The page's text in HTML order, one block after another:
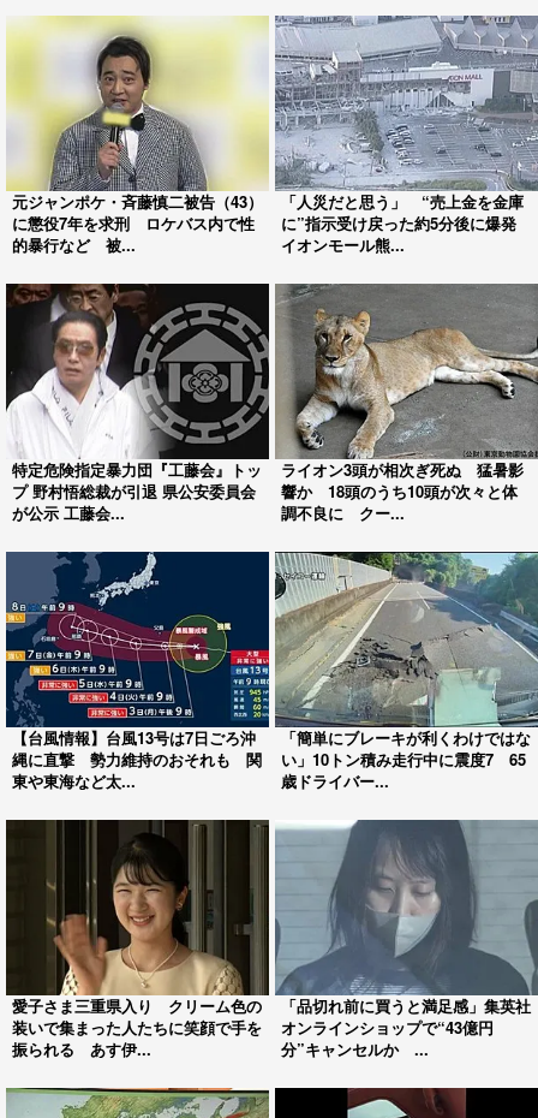
元ジャンポケ・斉藤慎二被告（43）
に懲役7年を求刑 ロケバス内で性
的暴行など 被...
「人災だと思う」 “売上金を金庫
に”指示受け戻った約5分後に爆発
イオンモール熊...
特定危険指定暴力団『工藤会』トッ
プ 野村悟総裁が引退 県公安委員会
が公示 工藤会...
ライオン3頭が相次ぎ死ぬ 猛暑影
響か 18頭のうち10頭が次々と体
調不良に クー...
【台風情報】台風13号は7日ごろ沖
縄に直撃 勢力維持のおそれも 関
東や東海など太...
「簡単にブレーキが利くわけではな
い」10トン積み走行中に震度7 65
歳ドライバー...
愛子さま三重県入り クリーム色の
装いで集まった人たちに笑顔で手を
振られる あす伊...
「品切れ前に買うと満足感」集英社
オンラインショップで“43億円
分”キャンセルか ...